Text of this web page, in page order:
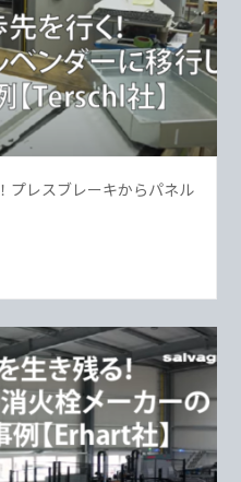
プレスブレーキからパネル